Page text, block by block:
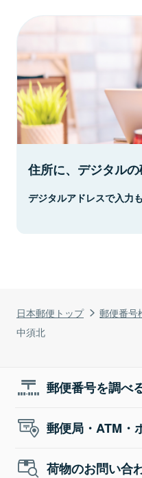
日本郵便トップ 郵便番号
中須北
住所に、デジタルの
デジタルアドレスで入力
郵便番号を調べ
郵便局・ATM・
荷物のお問い合